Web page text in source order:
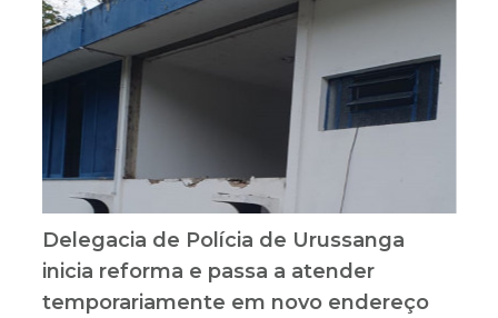
Delegacia de Polícia de Urussanga
inicia reforma e passa a atender
temporariamente em novo endereço